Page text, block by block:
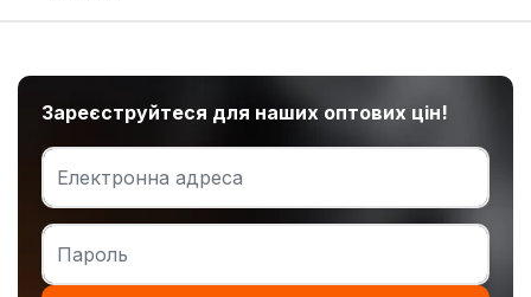
Зареєструйтеся для наших оптових цін!